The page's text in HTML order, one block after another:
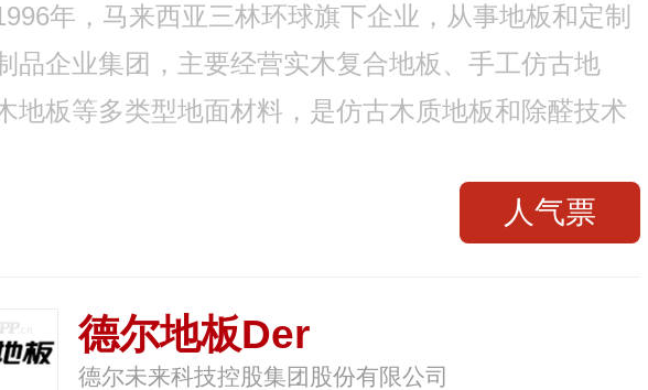
年，马来西亚三林环球旗下企业，从事地板和定制
品企业集团，主要经营实木复合地板、手工仿古地
地板等多类型地面材料，是仿古木质地板和除醛技术
人气票
德尔地板Der
德尔未来科技控股集团股份有限公司